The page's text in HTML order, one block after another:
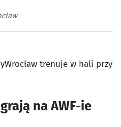
trenuje w hali przy
na AWF-ie